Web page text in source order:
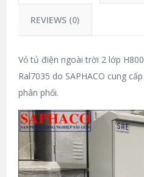
REVIEWS (0)
Vỏ tủ điện ngoài trời 2 lớp
Ral7035 do SAPHACO cung
phân phối.